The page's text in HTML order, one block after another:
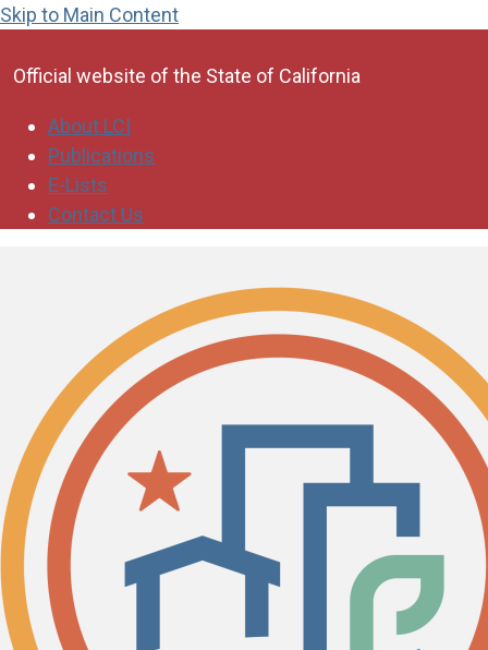
Skip to Main Content
Official website of the State of California
About LCI
Publications
E-Lists
Contact Us